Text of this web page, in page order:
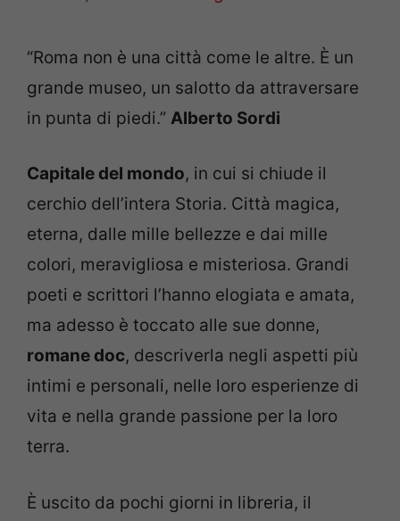
“Roma non è una città come le altre. È un
grande museo, un salotto da attraversare
in punta di piedi.” Alberto Sordi
Capitale del mondo, in cui si chiude il
cerchio dell’intera Storia. Città magica,
eterna, dalle mille bellezze e dai mille
colori, meravigliosa e misteriosa. Grandi
poeti e scrittori l’hanno elogiata e amata,
ma adesso è toccato alle sue donne,
romane doc, descriverla negli aspetti più
intimi e personali, nelle loro esperienze di
vita e nella grande passione per la loro
terra.
È uscito da pochi giorni in libreria, il